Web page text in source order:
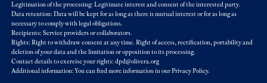
Legitimation of the processing: Legitimate interest and consent of the interested party.
Data retention: Data will be kept for as long as there is mutual interest or for as long as
necessary to comply with legal obligations.
Recipients: Service providers or collaborators.
Rights: Right to withdraw consent at any time. Right of access, rectification, portability and
deletion of your data and the limitation or opposition to its processing.
Contact details to exercise your rights: dpd@olivera.org
Additional information: You can find more information in ourPrivacy Policy.